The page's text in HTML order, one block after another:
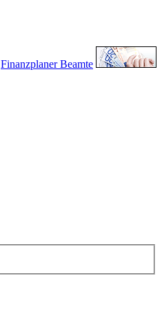
Finanzplaner Beamte